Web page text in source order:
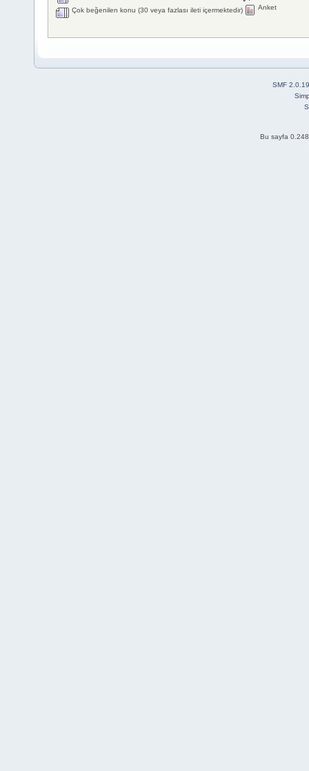
Çok beğenilen konu (30 veya fazlası ileti içermektedir) Anket
SMF 2.0.19
Bu sayfa